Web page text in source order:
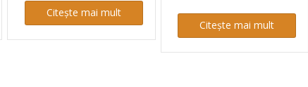
Citește mai mult
Citește mai mult